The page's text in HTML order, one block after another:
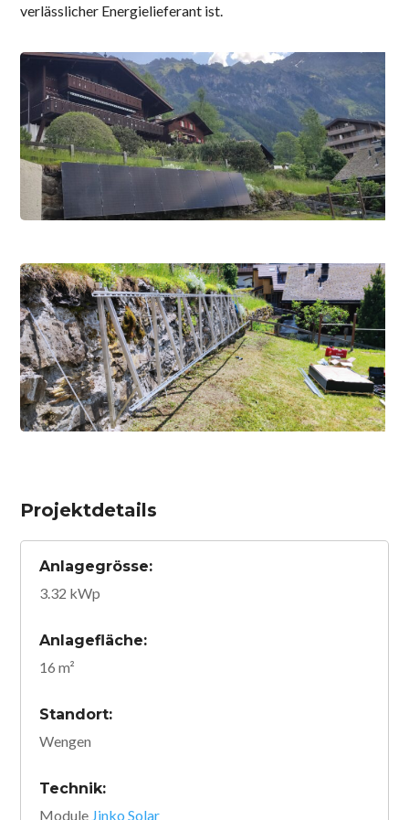
verlässlicher Energielieferant ist.
Projektdetails
Anlagegrösse:
3.32 kWp
Anlagefläche:
16 m²
Standort:
Wengen
Technik:
Module Jinko Solar